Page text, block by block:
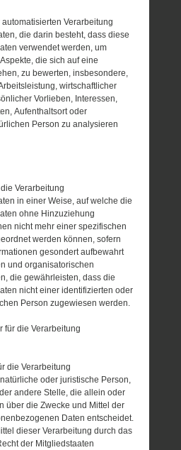
Verarbeitung
die darin besteht, dass diese
verwendet werden, um
die sich auf eine
zu bewerten, insbesondere,
wirtschaftlicher
Vorlieben, Interessen,
Aufenthaltsort oder
Person zu analysieren
Verarbeitung
in einer Weise, auf welche die
ohne Hinzuziehung
nicht mehr einer spezifischen
werden können, sofern
gesondert aufbewahrt
und organisatorischen
die gewährleisten, dass die
nicht einer identifizierten oder
Person zugewiesen werden.
für die Verarbeitung
die Verarbeitung
oder juristische Person,
andere Stelle, die allein oder
über die Zwecke und Mittel der
Daten entscheidet.
dieser Verarbeitung durch das
der Mitgliedstaaten